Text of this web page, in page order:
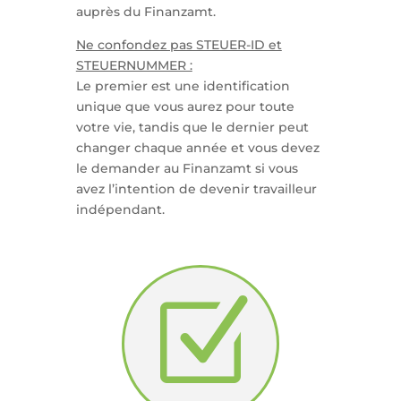
auprès du Finanzamt.
Ne confondez pas STEUER-ID et
STEUERNUMMER :
Le premier est une identification
unique que vous aurez pour toute
votre vie, tandis que le dernier peut
changer chaque année et vous devez
le demander au Finanzamt si vous
avez l’intention de devenir travailleur
indépendant.
Z